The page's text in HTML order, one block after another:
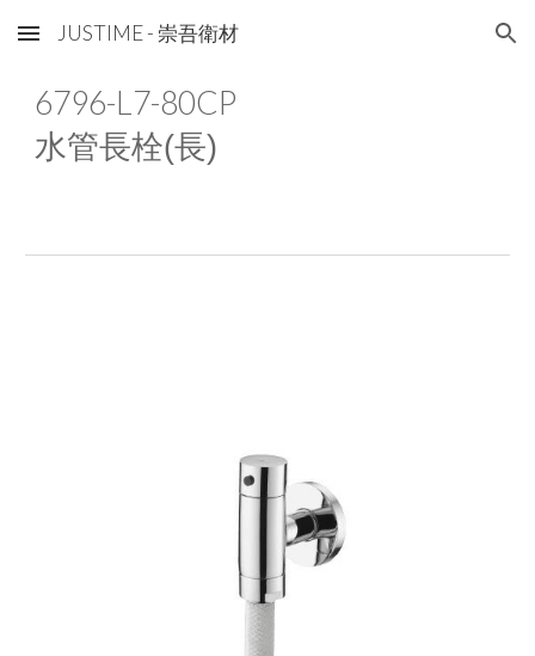
Skip to main content Skip to navigation
JUSTIME - 崇吾衛材
6796-L7-80CP
水管長栓(長)